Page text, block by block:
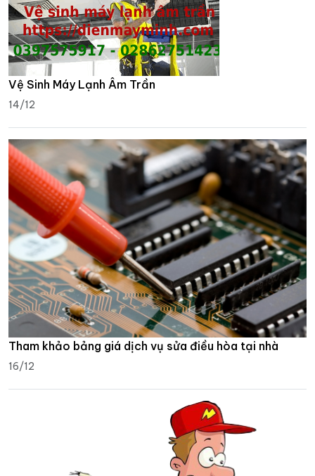
Vệ Sinh Máy Lạnh Âm Trần
14/12
Tham khảo bảng giá dịch vụ sửa điều hòa tại nhà
16/12